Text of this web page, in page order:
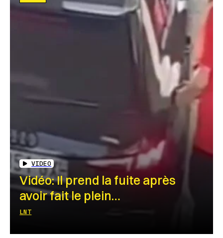
VIDEO
Vidéo: Il prend la fuite après
avoir fait le plein…
LNT